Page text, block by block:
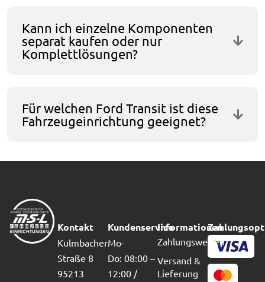
Kann ich einzelne Komponenten
separat kaufen oder nur
Komplettlösungen?
Für welchen Ford Transit ist diese
Fahrzeugeinrichtung geeignet?
Kontakt
Kulmbacher
Straße 8
95213
Kundenservice
Mo-
Do: 08:00 –
12:00 /
Informationen
Zahlungsweisen
Versand &
Lieferung